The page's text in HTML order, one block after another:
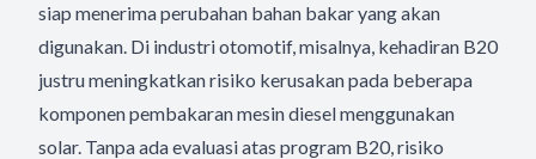
siap menerima perubahan bahan bakar yang akan
digunakan. Di industri otomotif, misalnya, kehadiran B20
justru meningkatkan risiko kerusakan pada beberapa
komponen pembakaran mesin diesel menggunakan
solar. Tanpa ada evaluasi atas program B20, risiko